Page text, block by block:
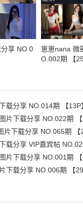
享 NO.0
崽崽nana 微
O.002期 【
NO.014期 【13P】最新至：
分享 NO.022期 【11P4V】最新至
片下载分享 NO.065期 【
分享 VIP嘉宾帖 NO.020期
片下载分享 NO.001期 【
下载分享 NO.006期 【